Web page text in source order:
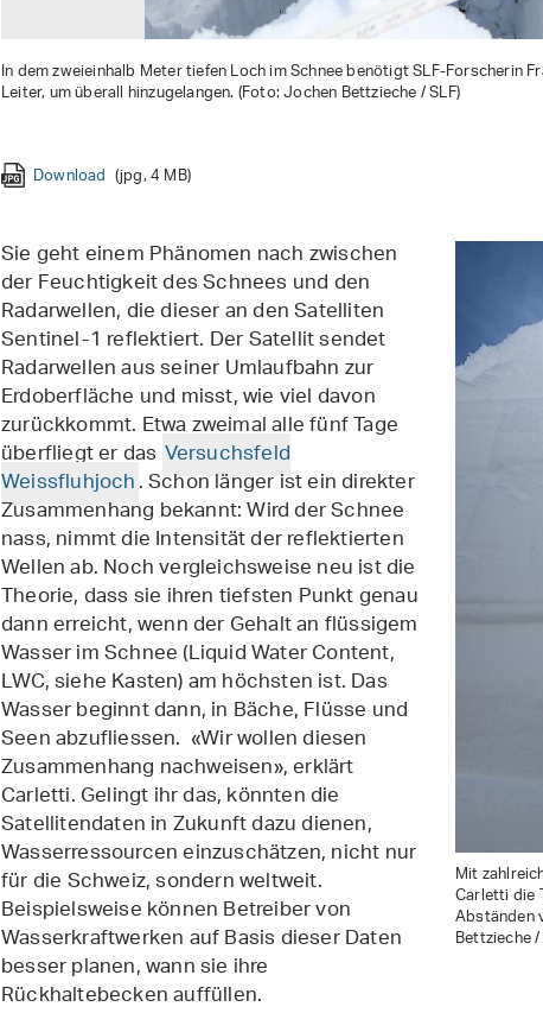
In dem zweieinhalb Meter tiefen Loch im Schnee benötigt SLF-Forscherin
Leiter, um überall hinzugelangen. (Foto: Jochen Bettzieche / SLF)
Download (jpg, 4 MB)
Download (jpg, 4 MB)
Download (jpg, 4 MB)
Download (jpg, 4 MB)
Download (jpg, 3 MB)
Download (jpg, 4 MB)
Download (jpg, 3 MB)
Download (jpg, 4 MB)
Download (jpg, 4 MB)
Mit
Carletti die
Abständen
Bettzieche
Sie geht einem Phänomen nach zwischen
der Feuchtigkeit des Schnees und den
Radarwellen, die dieser an den Satelliten
Sentinel-1 reflektiert. Der Satellit sendet
Radarwellen aus seiner Umlaufbahn zur
Erdoberfläche und misst, wie viel davon
zurückkommt. Etwa zweimal alle fünf Tage
überfliegt er das Versuchsfeld
Weissfluhjoch. Schon länger ist ein direkter
Zusammenhang bekannt: Wird der Schnee
nass, nimmt die Intensität der reflektierten
Wellen ab. Noch vergleichsweise neu ist die
Theorie, dass sie ihren tiefsten Punkt genau
dann erreicht, wenn der Gehalt an flüssigem
Wasser im Schnee (Liquid Water Content,
LWC, siehe Kasten) am höchsten ist. Das
Wasser beginnt dann, in Bäche, Flüsse und
Seen abzufliessen. «Wir wollen diesen
Zusammenhang nachweisen», erklärt
Carletti. Gelingt ihr das, könnten die
Satellitendaten in Zukunft dazu dienen,
Wasserressourcen einzuschätzen, nicht nur
für die Schweiz, sondern weltweit.
Beispielsweise können Betreiber von
Wasserkraftwerken auf Basis dieser Daten
besser planen, wann sie ihre
Rückhaltebecken auffüllen.